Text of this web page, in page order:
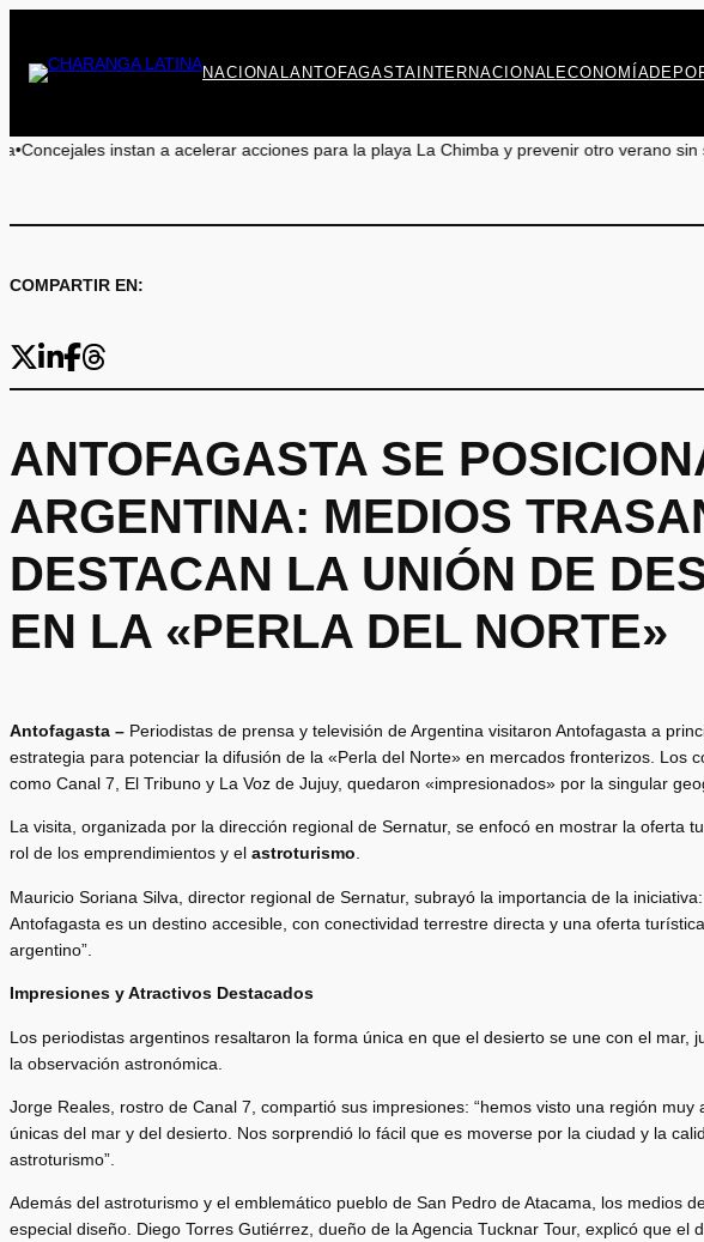
contenido
NACIONALANTOFAGASTA INTERNACIONAL ECONOMÍA
a acelerar acciones para la playa La Chimba y prevenir otro verano sin salvavidas•
COMPARTIR EN:
ANTOFAGASTA SE
ARGENTINA: MEDIOS
DESTACAN LA UNIÓN DE
EN LA «PERLA DEL NORTE»
Antofagasta – Periodistas de prensa y televisión de Argentina visitaron Antofagasta a
estrategia para potenciar la difusión de la «Perla del Norte» en mercados fronterizos. Los
como Canal 7, El Tribuno y La Voz de Jujuy, quedaron «impresionados» por la singular
La visita, organizada por la dirección regional de Sernatur, se enfocó en mostrar la oferta
rol de los emprendimientos y el astroturismo.
Mauricio Soriana Silva, director regional de Sernatur, subrayó la importancia de la
Antofagasta es un destino accesible, con conectividad terrestre directa y una oferta
argentino”.
Impresiones y Atractivos Destacados
Los periodistas argentinos resaltaron la forma única en que el desierto se une con el mar,
la observación astronómica.
Jorge Reales, rostro de Canal 7, compartió sus impresiones: “hemos visto una región
únicas del mar y del desierto. Nos sorprendió lo fácil que es moverse por la ciudad y la
astroturismo”.
Además del astroturismo y el emblemático pueblo de San Pedro de Atacama, los medios
especial diseño. Diego Torres Gutiérrez, dueño de la Agencia Tucknar Tour, explicó que el